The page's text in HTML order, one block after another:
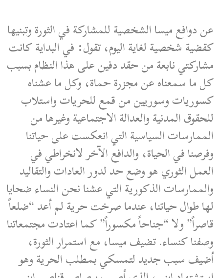
عن دوافع ميسا الشخصية للمشاركة في الثورة وتبنيها
كقضية شخصية لغاية اليوم، تقول: في البداية كانت
مشاركتي نابعة من حقد دفين على هذا النظام بسبب
كل ما سمعناه عن مجزرة حماة، وكل ما عشناه
كسوريات وسوريين من قمع للحريات واستلاب
للحقوق المدنية والعدالة الاجتماعية وغيرها من
الممارسات السياسية التي انعكست على حياتنا
وفرصنا في الحياة، والدافع الآخر لانخراطي في
العمل الثوري هو وضع حد لدور العادات والتقاليد
والممارسات الذكورية التي عشنا نحن النساء ضحايا
لها طوال حياتنا، عندما صرخت حرية لم أعد “ضلعاً
قاصراً” ولا “جناحاً مكسوراً” كما اعتادت مجتمعاتنا
وصفنا كنساء. تضيف ميسا، مع استمرار الثورة،
أضيف سبب جديد لتمسكي بمطلب الحرية وهو